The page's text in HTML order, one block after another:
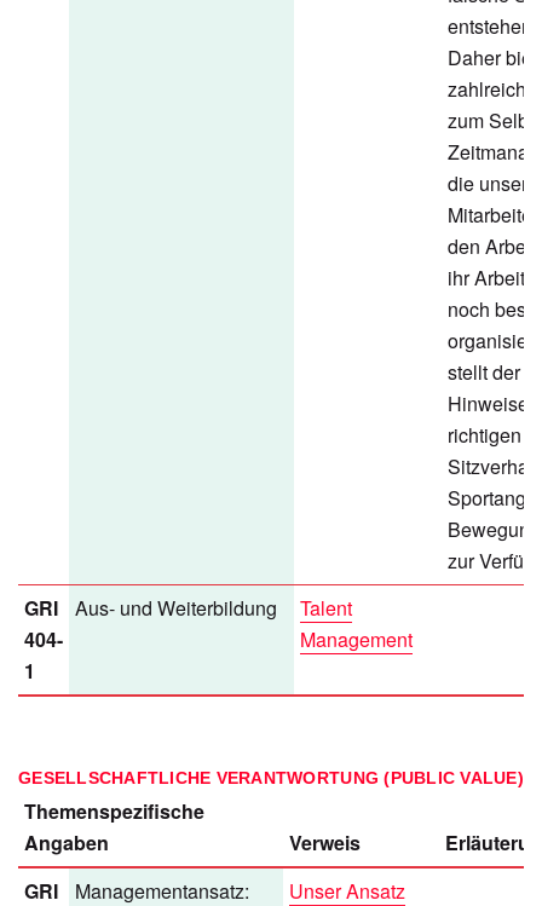
entstehen
Daher
zum
die
den
ihr
noch
stellt der
Hinweise
richtigen
zur
GRI
404-
1
Aus- und Weiterbildung
Talent
Management
GESELLSCHAFTLICHE VERANTWORTUNG (PUBLIC VALUE)
Themenspezifische
Angaben
Verweis
GRI
Managementansatz:
Unser Ansatz